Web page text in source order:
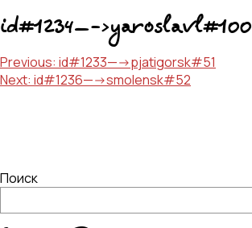
id#1234—->yaroslavl#100
Навигация
по
Previous: id#1233—->pjatigorsk#51
Next: id#1236—->smolensk#52
Поиск